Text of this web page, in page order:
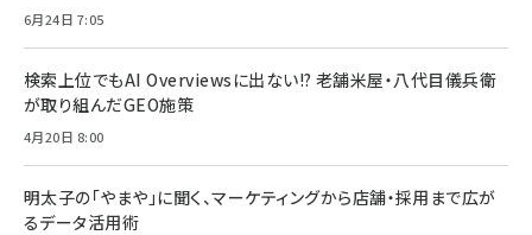
6月24日 7:05
検索上位でもAI Overviewsに出ない!? 老舗米屋・八代目儀兵衛
が取り組んだGEO施策
4月20日 8:00
明太子の「やまや」に聞く、マーケティングから店舗・採用まで広が
るデータ活用術